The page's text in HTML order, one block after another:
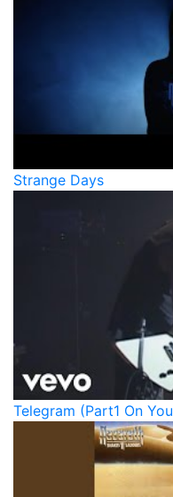
Strange Days
Telegram (Part1 On